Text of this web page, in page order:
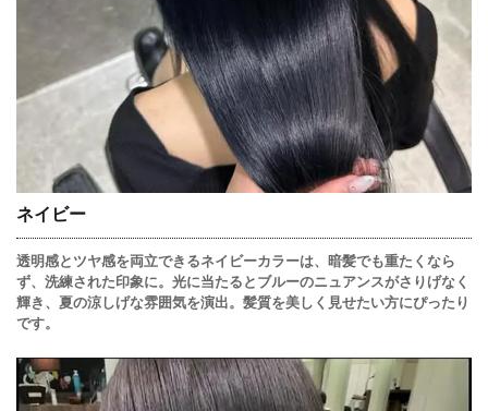
ネイビー
透明感とツヤ感を両立できるネイビーカラーは、暗髪でも重たくなら
ず、洗練された印象に。光に当たるとブルーのニュアンスがさりげなく
輝き、夏の涼しげな雰囲気を演出。髪質を美しく見せたい方にぴったり
です。